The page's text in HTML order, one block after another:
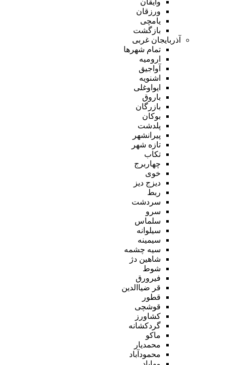
ورزقان
یامچی
بازگشت
آذربایجان غربی
تمام شهر‌ها
ارومیه
آواجیق
اشنویه
ایواوغلی
باروق
بازرگان
بوکان
پلدشت
پیرانشهر
تازه شهر
تکاب
چهاربرج
خوی
دیزج دیز
ربط
سردشت
سرو
سلماس
سیلوانه
سیمینه
سیه چشمه
شاهین دژ
شوط
فیرورق
قر ضیاالدین
قطور
قوشچی
کشاورز
گردکشانه
ماکو
محمدیار
محمودآباد